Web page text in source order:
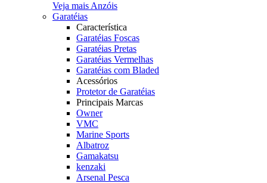
Veja mais Anzóis
Garatéias
Característica
Garatéias Foscas
Garatéias Pretas
Garatéias Vermelhas
Garatéias com Bladed
Acessórios
Protetor de Garatéias
Principais Marcas
Owner
VMC
Marine Sports
Albatroz
Gamakatsu
kenzaki
Arsenal Pesca